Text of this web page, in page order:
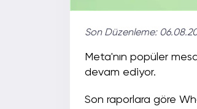
Son Düzenleme:
Meta'nın popüler
devam ediyor.
Son raporlara göre